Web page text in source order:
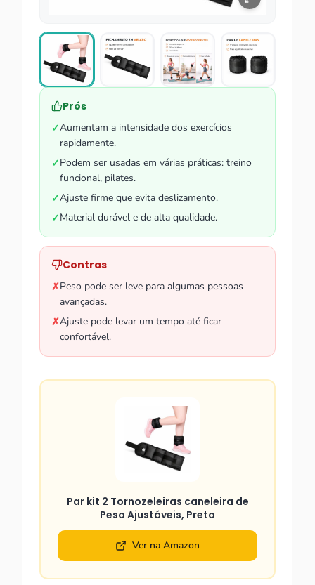
Prós
✓Aumentam a intensidade dos exercícios
rapidamente.
✓Podem ser usadas em várias práticas: treino
funcional, pilates.
✓Ajuste firme que evita deslizamento.
✓Material durável e de alta qualidade.
Contras
✗Peso pode ser leve para algumas pessoas
avançadas.
✗Ajuste pode levar um tempo até ficar
confortável.
Par kit 2 Tornozeleiras caneleira de
Peso Ajustáveis, Preto
Ver na Amazon